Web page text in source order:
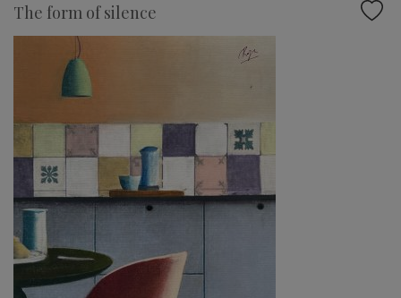
The form of silence